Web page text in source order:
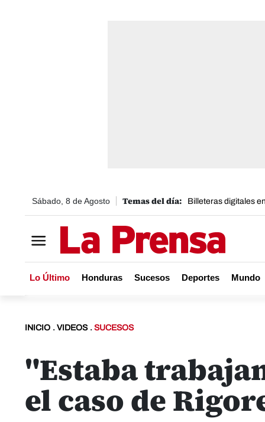
Sábado, 8 de Agosto Billeteras digitales
Lo Último Honduras Sucesos Deportes Mundo
INICIO . VIDEOS . SUCESOS
"Estaba
el caso de